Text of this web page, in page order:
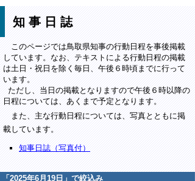
知事日誌
このページでは鳥取県知事の行動日程を事後掲載
しています。なお、テキストによる行動日程の掲載
は土日・祝日を除く毎日、午後６時頃までに行って
います。
ただし、当日の掲載となりますので午後６時以降の
日程については、あくまで予定となります。
また、主な行動日程については、写真とともに掲
載しています。
知事日誌（写真付）
「 2025年6月19日 」で絞込み